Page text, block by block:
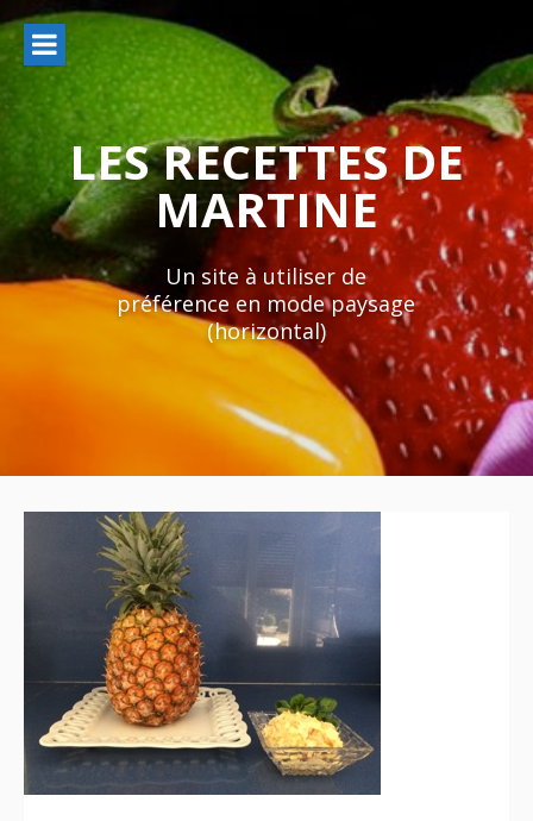
Aller
au
contenu
LES RECETTES DE
MARTINE
Un site à utiliser de
préférence en mode paysage
(horizontal)